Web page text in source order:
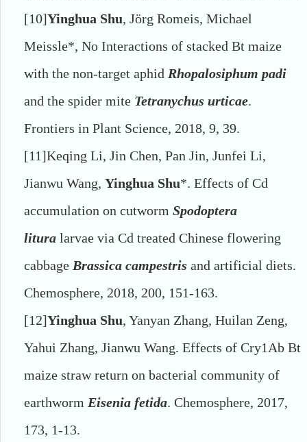
[10]Yinghua Shu, Jörg Romeis, Michael
Meissle*, No Interactions of stacked Bt maize
with the non-target aphid Rhopalosiphum padi
and the spider mite Tetranychus urticae.
Frontiers in Plant Science, 2018, 9, 39.
[11]Keqing Li, Jin Chen, Pan Jin, Junfei Li,
Jianwu Wang, Yinghua Shu*. Effects of Cd
accumulation on cutworm Spodoptera
litura larvae via Cd treated Chinese flowering
cabbage Brassica campestris and artificial diets.
Chemosphere, 2018, 200, 151-163.
[12]Yinghua Shu, Yanyan Zhang, Huilan Zeng,
Yahui Zhang, Jianwu Wang. Effects of Cry1Ab Bt
maize straw return on bacterial community of
earthworm Eisenia fetida. Chemosphere, 2017,
173, 1-13.